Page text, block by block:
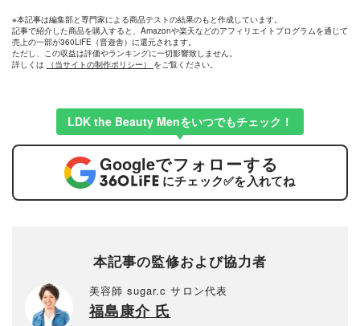
※本記事は編集部と専門家による商品テストの結果のもと作成しています。
記事で紹介した商品を購入すると、Amazonや楽天などのアフィリエイトプログラムを通じて
売上の一部が360LiFE（晋遊舎）に還元されます。
ただし、この収益は評価やランキングに一切影響致しません。
詳しくは
（当サイトの制作ポリシー） をご覧ください。
LDK the Beauty Menをいつでもチェック！
Googleでフォローする
にチェック✅を入れてね
本記事の監修および協力者
美容師 sugar.c サロン代表
福島康介 氏